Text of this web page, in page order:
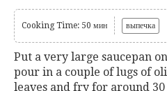
Cooking Time: 50 мин выпечка
Put a very large saucepan
pour in a couple of lugs of
leaves and fry for around 30